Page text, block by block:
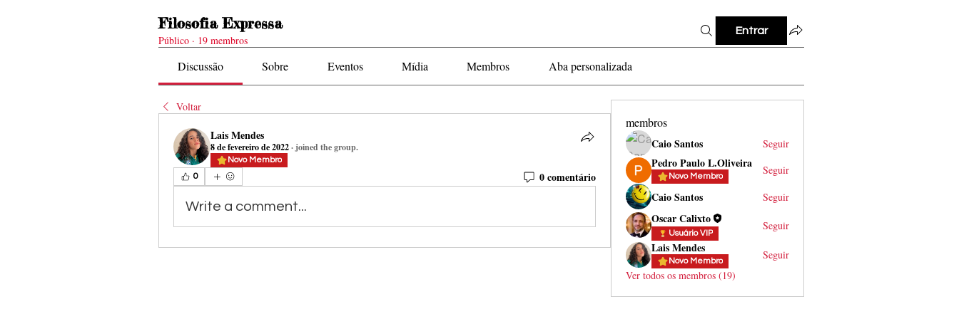
Filosofia Expressa
Público · 19 membros
Entrar
Discussão Sobre Eventos Mídia Membros Aba personalizada
Voltar
Lais Mendes
8 de fevereiro de 2022· joined the group.
Novo Membro
0
0 comentário
Write a comment...
membros
Caio Santos
Seguir
Pedro Paulo L.Oliveira
Novo Membro Seguir
Caio Santos Seguir
Oscar Calixto
Usuário VIP
Seguir
Lais Mendes
Novo Membro
Seguir
Ver todos os membros (19)